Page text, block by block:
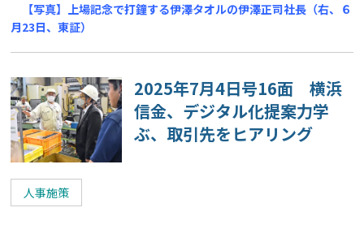
【写真】上場記念で打鐘する伊澤タオルの伊澤正司社長（右、６
月23日、東証）
2025年7月4日号16面 横浜
信金、デジタル化提案力学
ぶ、取引先をヒアリング
人事施策